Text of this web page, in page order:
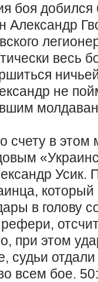
боя
весь
не
счету в этом
Усик.
в голову
при этом
судьи
всем бое.